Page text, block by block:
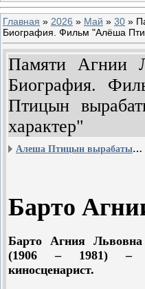
Главная » 2026 » Май » 30 »
Биография. Фильм "Алёша
Памяти Агнии
Биография.
Птицын
характер"
Алеша Птицын вырабатывает характер
Барто
Барто Агния
(1906 – 1981) –
киносценарист.